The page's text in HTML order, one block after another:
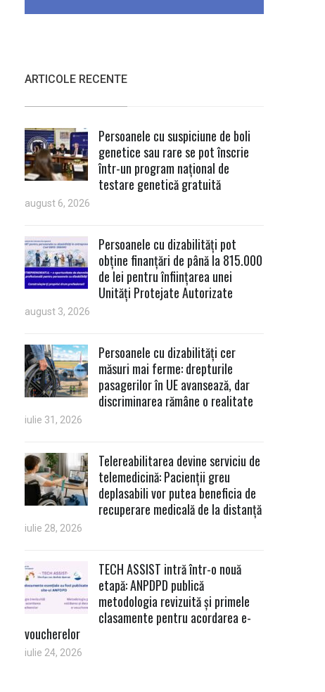
ARTICOLE RECENTE
Persoanele cu suspiciune de boli
genetice sau rare se pot înscrie
într-un program național de
testare genetică gratuită
august 6, 2026
Persoanele cu dizabilități pot
obține finanțări de până la 815.000
de lei pentru înființarea unei
Unități Protejate Autorizate
august 3, 2026
Persoanele cu dizabilități cer
măsuri mai ferme: drepturile
pasagerilor în UE avansează, dar
discriminarea rămâne o realitate
iulie 31, 2026
Telereabilitarea devine serviciu de
telemedicină: Pacienții greu
deplasabili vor putea beneficia de
recuperare medicală de la distanță
iulie 28, 2026
TECH ASSIST intră într-o nouă
etapă: ANPDPD publică
metodologia revizuită și primele
clasamente pentru acordarea e-
voucherelor
iulie 24, 2026